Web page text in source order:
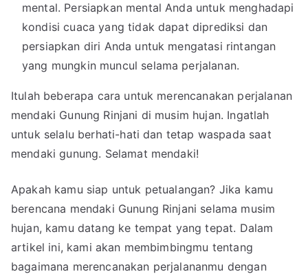
mental. Persiapkan mental Anda untuk menghadapi
kondisi cuaca yang tidak dapat diprediksi dan
persiapkan diri Anda untuk mengatasi rintangan
yang mungkin muncul selama perjalanan.
Itulah beberapa cara untuk merencanakan perjalanan
mendaki Gunung Rinjani di musim hujan. Ingatlah
untuk selalu berhati-hati dan tetap waspada saat
mendaki gunung. Selamat mendaki!
Apakah kamu siap untuk petualangan? Jika kamu
berencana mendaki Gunung Rinjani selama musim
hujan, kamu datang ke tempat yang tepat. Dalam
artikel ini, kami akan membimbingmu tentang
bagaimana merencanakan perjalananmu dengan